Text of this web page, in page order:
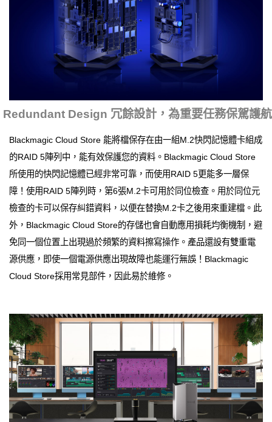
Redundant Design 冗餘設計，為重要任務保駕護航
Blackmagic Cloud Store 能將檔保存在由一組M.2快閃記憶體卡組成
的RAID 5陣列中，能有效保護您的資料。Blackmagic Cloud Store
所使用的快閃記憶體已經非常可靠，而使用RAID 5更能多一層保
障！使用RAID 5陣列時，第6張M.2卡可用於同位檢查。用於同位元
檢查的卡可以保存糾錯資料，以便在替換M.2卡之後用來重建檔。此
外，Blackmagic Cloud Store的存儲也會自動應用損耗均衡機制，避
免同一個位置上出現過於頻繁的資料擦寫操作。產品還設有雙重電
源供應，即使一個電源供應出現故障也能運行無誤！Blackmagic
Cloud Store採用常見部件，因此易於維修。